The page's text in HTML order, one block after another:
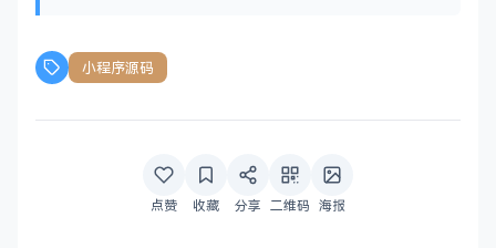
小程序源码
点赞 收藏 分享 二维码 海报